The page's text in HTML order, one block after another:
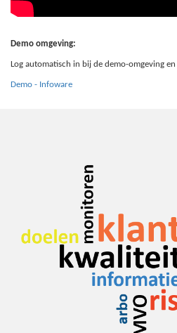
Demo omgeving:
Log automatisch in bij de demo-omgeving
Demo - Infoware